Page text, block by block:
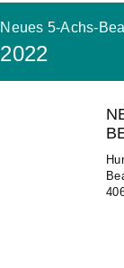
Neues 5-Achs-
2022